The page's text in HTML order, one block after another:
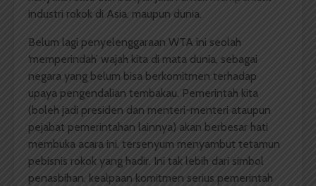
industri rokok di Asia, maupun dunia.
Belum lagi penyelenggaraan WTA ini seolah
‘memperindah’ wajah kita di mata dunia, sebagai
negara yang belum bisa berkomitmen terhadap
upaya pengendalian tembakau. Pemerintah kita
(boleh jadi presiden dan menteri-menteri ataupun
pejabat pemerintahan lainnya) akan berbesar hati
membuka acara ini, tersenyum menyambut tetamun
pebisnis rokok yang hadir. Ini tak lebih dari simbol
penasbihan, kealpaan komitmen serius pemerintah